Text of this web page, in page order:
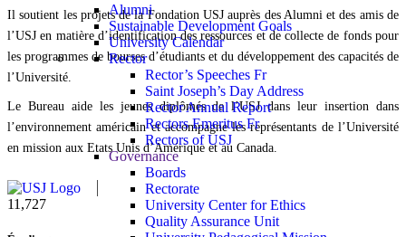
Alumni
Sustainable Development Goals
University Calendar
Rector
Rector’s Speeches Fr
Saint Joseph’s Day Address
Rector Annual Report
Rectors Emeritus Fr
Rectors of USJ
Governance
Boards
Rectorate
University Center for Ethics
Quality Assurance Unit
Il soutient les projets de la Fondation USJ auprès des Alumni et des amis de
l’USJ en matière d’identification des ressources et de collecte de fonds pour
les programmes de bourses d’étudiants et du développement des capacités de
l’Université.
Le Bureau aide les jeunes diplômés de l’USJ dans leur insertion dans
l’environnement américain et accompagne les représentants de l’Université
en mission aux Etats Unis d’Amérique et au Canada.
11,727